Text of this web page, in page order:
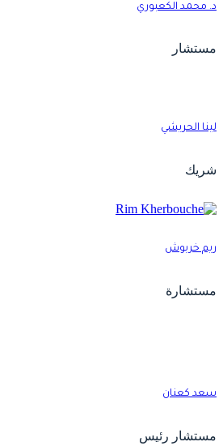
محمد الكعبوري
الحريشي
خربوش
كعنان
رئيس